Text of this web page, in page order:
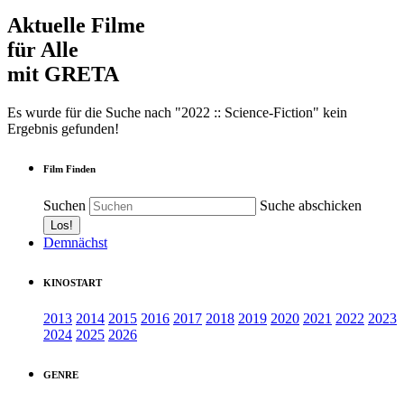
Aktuelle Filme
für Alle
mit GRETA
Es wurde für die Suche nach "2022 :: Science-Fiction" kein
Ergebnis gefunden!
Film Finden
Suchen Suche abschicken
Demnächst
KINOSTART
2013 2014 2015 2016 2017 2018 2019 2020 2021 2022 2023
2024 2025 2026
GENRE